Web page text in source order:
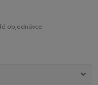
objednávce